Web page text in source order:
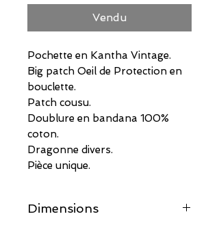
Vendu
Pochette en Kantha Vintage.
Big patch Oeil de Protection en
bouclette.
Patch cousu.
Doublure en bandana 100%
coton.
Dragonne divers.
Pièce unique.
Dimensions